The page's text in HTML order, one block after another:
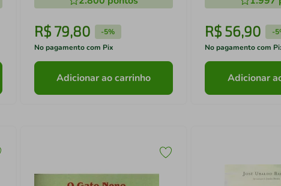
R$ 79,80 -5%
No pagamento com Pix
Adicionar ao carrinho
R$56,90 -
No pagamento com
Adicionar